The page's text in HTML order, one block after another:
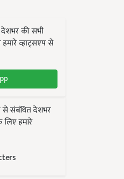
की सभी
व्हाट्सएप से
से संबंधित देशभर
हमारे